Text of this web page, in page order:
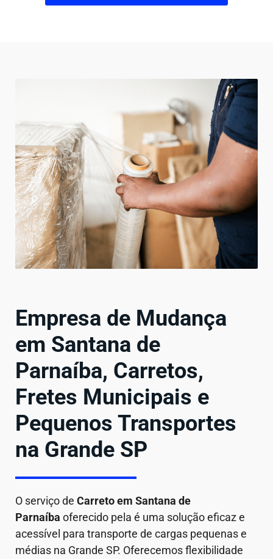
Empresa de Mudança
em Santana de
Parnaíba, Carretos,
Fretes Municipais e
Pequenos Transportes
na Grande SP
O serviço de Carreto em Santana de
Parnaíba oferecido pela é uma solução eficaz e
acessível para transporte de cargas pequenas e
médias na Grande SP. Oferecemos flexibilidade